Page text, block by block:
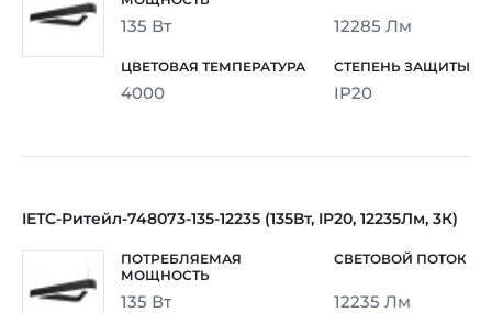
135 Вт 12285 Лм
4000 IP20
IETC-Ритейл-748073-135-12235 (135Вт, IP20, 12235Лм, 3К)
135 Вт 12235 Лм